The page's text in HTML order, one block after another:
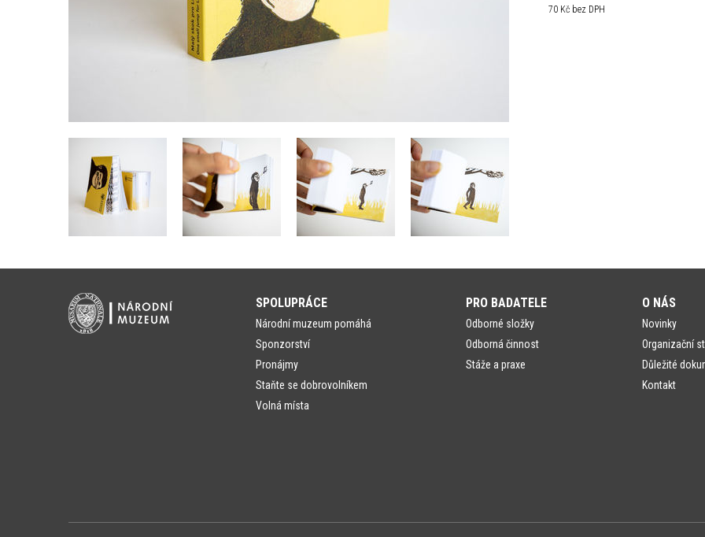
70 Kč bez DPH
SPOLUPRÁCE
Národní muzeum pomáhá
Sponzorství
Pronájmy
Staňte se dobrovolníkem
Volná místa
PRO BADATELE
Odborné složky
Odborná činnost
Stáže a praxe
O NÁS
Novinky
Organizační
Důležité
Kontakt